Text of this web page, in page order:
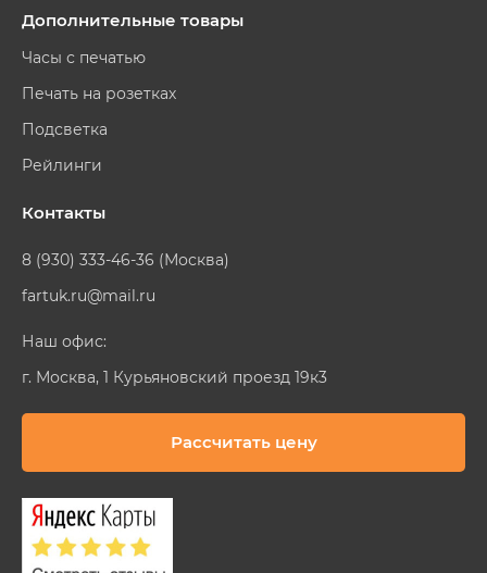
Дополнительные товары
Часы с печатью
Печать на розетках
Подсветка
Рейлинги
Контакты
8 (930) 333-46-36 (Москва)
fartuk.ru@mail.ru
Наш офис:
г. Москва, 1 Курьяновский проезд 19к3
Рассчитать цену